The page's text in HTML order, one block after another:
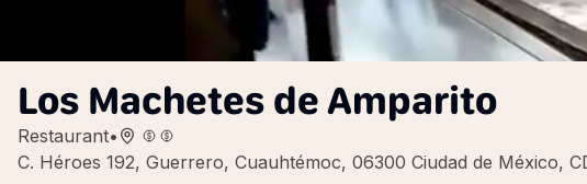
Los Machetes de Amparito
Restaurant•
C. Héroes 192, Guerrero, Cuauhtémoc, 06300 Ciudad de México,